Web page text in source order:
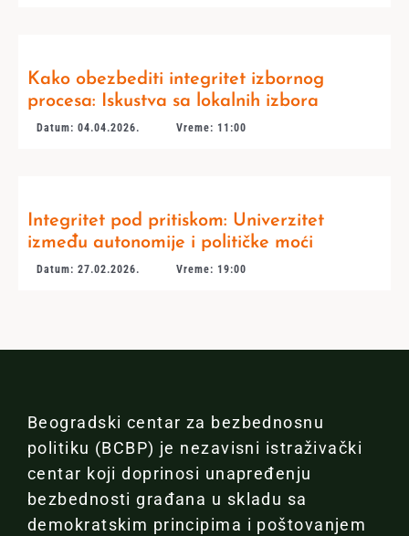
Kako obezbediti integritet izbornog
procesa: Iskustva sa lokalnih izbora
Datum: 04.04.2026. Vreme: 11:00
Integritet pod pritiskom: Univerzitet
između autonomije i političke moći
Datum: 27.02.2026. Vreme: 19:00
Beogradski centar za bezbednosnu
politiku (BCBP) je nezavisni istraživački
centar koji doprinosi unapređenju
bezbednosti građana u skladu sa
demokratskim principima i poštovanjem